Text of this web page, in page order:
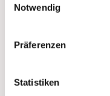
Notwendig
Präferenzen
Statistiken